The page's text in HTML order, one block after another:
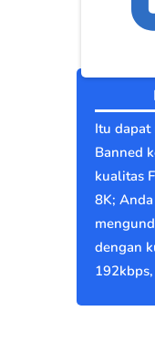
Itu dapat
Banned
kualitas
8K;
dengan